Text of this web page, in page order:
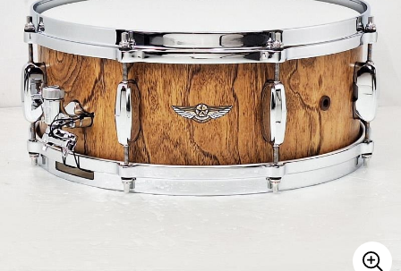
パーカッション
キーボード 電子ピアノ
管楽器 その他楽器